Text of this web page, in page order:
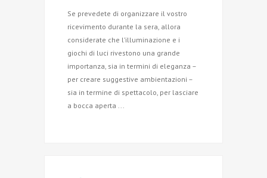
Se prevedete di organizzare il vostro
ricevimento durante la sera, allora
considerate che l’illuminazione e i
giochi di luci rivestono una grande
importanza, sia in termini di eleganza –
per creare suggestive ambientazioni –
sia in termine di spettacolo, per lasciare
a bocca aperta ...